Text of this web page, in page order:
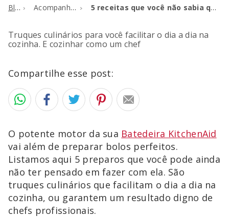
Blog Acompanhamentos 5 receitas que você não sabia que dá para preparar na batedeira
Truques culinários para você facilitar o dia a dia na
cozinha. E cozinhar como um chef
Compartilhe esse post:
O potente motor da sua Batedeira KitchenAid
vai além de preparar bolos perfeitos.
Listamos aqui 5 preparos que você pode ainda
não ter pensado em fazer com ela. São
truques culinários que facilitam o dia a dia na
cozinha, ou garantem um resultado digno de
chefs profissionais.